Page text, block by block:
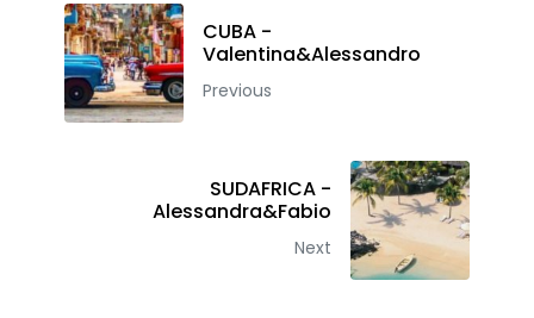
CUBA -
Valentina&Alessandro
Previous
SUDAFRICA -
Alessandra&Fabio
Next